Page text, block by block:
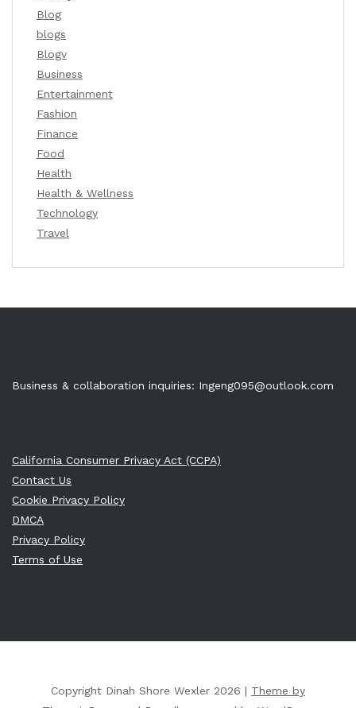
Blog
blogs
Blogv
Business
Entertainment
Fashion
Finance
Food
Health
Health & Wellness
Technology
Travel
Business & collaboration inquiries: Ingeng095@outlook.com
California Consumer Privacy Act (CCPA)
Contact Us
Cookie Privacy Policy
DMCA
Privacy Policy
Terms of Use
Copyright Dinah Shore Wexler 2026 | Theme by